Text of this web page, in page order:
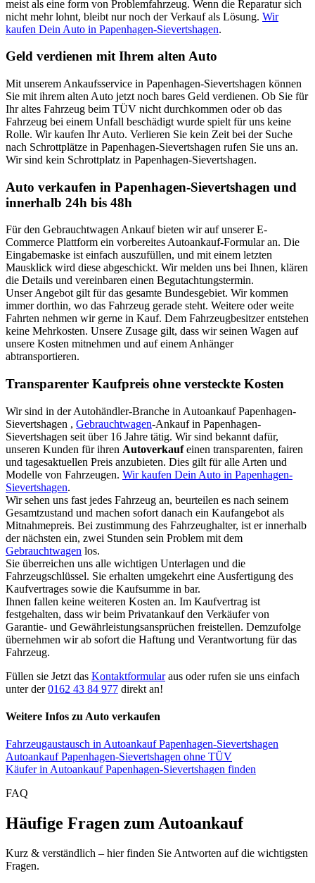
meist als eine form von Problemfahrzeug. Wenn die Reparatur sich
nicht mehr lohnt, bleibt nur noch der Verkauf als Lösung. Wir
kaufen Dein Auto in Papenhagen-Sievertshagen.
Geld verdienen mit Ihrem alten Auto
Mit unserem Ankaufsservice in Papenhagen-Sievertshagen können
Sie mit ihrem alten Auto jetzt noch bares Geld verdienen. Ob Sie für
Ihr altes Fahrzeug beim TÜV nicht durchkommen oder ob das
Fahrzeug bei einem Unfall beschädigt wurde spielt für uns keine
Rolle. Wir kaufen Ihr Auto. Verlieren Sie kein Zeit bei der Suche
nach Schrottplätze in Papenhagen-Sievertshagen rufen Sie uns an.
Wir sind kein Schrottplatz in Papenhagen-Sievertshagen.
Auto verkaufen in Papenhagen-Sievertshagen und
innerhalb 24h bis 48h
Für den Gebrauchtwagen Ankauf bieten wir auf unserer E-
Commerce Plattform ein vorbereites Autoankauf-Formular an. Die
Eingabemaske ist einfach auszufüllen, und mit einem letzten
Mausklick wird diese abgeschickt. Wir melden uns bei Ihnen, klären
die Details und vereinbaren einen Begutachtungstermin.
Unser Angebot gilt für das gesamte Bundesgebiet. Wir kommen
immer dorthin, wo das Fahrzeug gerade steht. Weitere oder weite
Fahrten nehmen wir gerne in Kauf. Dem Fahrzeugbesitzer entstehen
keine Mehrkosten. Unsere Zusage gilt, dass wir seinen Wagen auf
unsere Kosten mitnehmen und auf einem Anhänger
abtransportieren.
Transparenter Kaufpreis ohne versteckte Kosten
Wir sind in der Autohändler-Branche in Autoankauf Papenhagen-
Sievertshagen , Gebrauchtwagen-Ankauf in Papenhagen-
Sievertshagen seit über 16 Jahre tätig. Wir sind bekannt dafür,
unseren Kunden für ihren Autoverkaufeinen transparenten, fairen
und tagesaktuellen Preis anzubieten. Dies gilt für alle Arten und
Modelle von Fahrzeugen. Wir kaufen Dein Auto in Papenhagen-
Sievertshagen.
Wir sehen uns fast jedes Fahrzeug an, beurteilen es nach seinem
Gesamtzustand und machen sofort danach ein Kaufangebot als
Mitnahmepreis. Bei zustimmung des Fahrzeughalter, ist er innerhalb
der nächsten ein, zwei Stunden sein Problem mit dem
Gebrauchtwagen los.
Sie überreichen uns alle wichtigen Unterlagen und die
Fahrzeugschlüssel. Sie erhalten umgekehrt eine Ausfertigung des
Kaufvertrages sowie die Kaufsumme in bar.
Ihnen fallen keine weiteren Kosten an. Im Kaufvertrag ist
festgehalten, dass wir beim Privatankauf den Verkäufer von
Garantie- und Gewährleistungsansprüchen freistellen. Demzufolge
übernehmen wir ab sofort die Haftung und Verantwortung für das
Fahrzeug.
Füllen sie Jetzt das Kontaktformularaus oder rufen sie uns einfach
unter der0162 43 84 977 direkt an!
Weitere Infos zu Auto verkaufen
Fahrzeugaustausch in Autoankauf Papenhagen-Sievertshagen
Autoankauf Papenhagen-Sievertshagen ohne TÜV
Käufer in Autoankauf Papenhagen-Sievertshagen finden
FAQ
Häufige Fragen zum Autoankauf
Kurz & verständlich – hier finden Sie Antworten auf die wichtigsten
Fragen.